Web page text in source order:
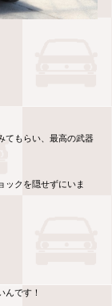
てもらい、最高の武器
ックを隠せずにいま
んです！